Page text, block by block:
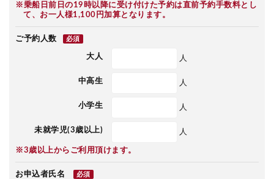
※乗船日前日の19時以降に受け付けた予約は直前予約手数料とし
て、お一人様1,100円加算となります。
ご予約人数 必須
大人 人
中高生 人
小学生 人
未就学児(3歳以上) 人
※3歳以上からご利用頂けます。
お申込者氏名 必須